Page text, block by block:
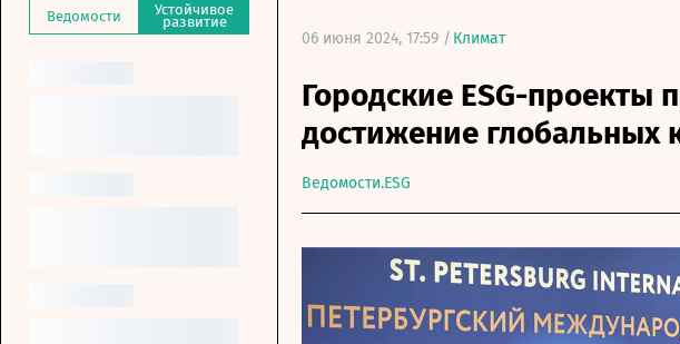
Ведомости Устойчивое
развитие
06 июня 2024, 17:59 / Климат
Городские ESG-проекты
достижение глобальных
Ведомости.ESG